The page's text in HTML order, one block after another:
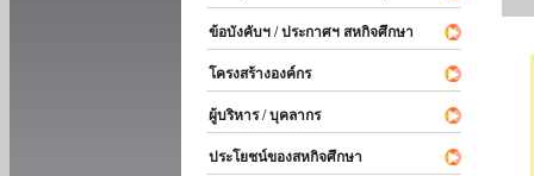
ข้อบังคับฯ / ประกาศฯ สหกิจศึกษา
โครงสร้างองค์กร
ผู้บริหาร / บุคลากร
ประโยชน์ของสหกิจศึกษา